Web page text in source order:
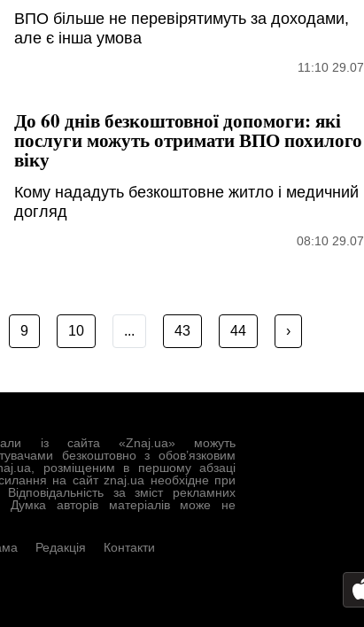
ВПО більше не перевірятимуть за доходами,
але є інша умова
11:10 29.07
До 60 днів безкоштовної допомоги: які
послуги можуть отримати ВПО похилого
віку
Кому нададуть безкоштовне житло і медичний
догляд
08:10 29.07
9 10 ... 43 44 ›
із сайта «Znaj.ua» можуть
безкоштовно з обов’язковим
розміщеним в першому абзаці
на сайт znaj.ua необхідне при
за зміст рекламних
Думка авторів матеріалів може не
Редакція Контакти